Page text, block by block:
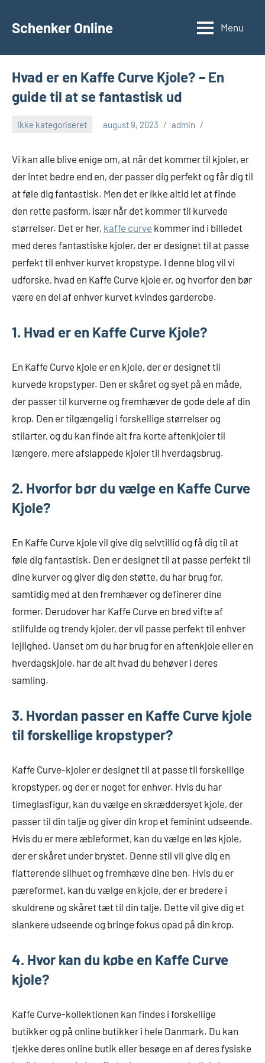
Schenker Online Menu
Hvad er en Kaffe Curve Kjole? – En
guide til at se fantastisk ud
Ikke kategoriseret august 9, 2023 admin
Vi kan alle blive enige om, at når det kommer til kjoler, er
der intet bedre end en, der passer dig perfekt og får dig til
at føle dig fantastisk. Men det er ikke altid let at finde
den rette pasform, især når det kommer til kurvede
størrelser. Det er her, kaffe curve kommer ind i billedet
med deres fantastiske kjoler, der er designet til at passe
perfekt til enhver kurvet kropstype. I denne blog vil vi
udforske, hvad en Kaffe Curve kjole er, og hvorfor den bør
være en del af enhver kurvet kvindes garderobe.
1. Hvad er en Kaffe Curve Kjole?
En Kaffe Curve kjole er en kjole, der er designet til
kurvede kropstyper. Den er skåret og syet på en måde,
der passer til kurverne og fremhæver de gode dele af din
krop. Den er tilgængelig i forskellige størrelser og
stilarter, og du kan finde alt fra korte aftenkjoler til
længere, mere afslappede kjoler til hverdagsbrug.
2. Hvorfor bør du vælge en Kaffe Curve
Kjole?
En Kaffe Curve kjole vil give dig selvtillid og få dig til at
føle dig fantastisk. Den er designet til at passe perfekt til
dine kurver og giver dig den støtte, du har brug for,
samtidig med at den fremhæver og definerer dine
former. Derudover har Kaffe Curve en bred vifte af
stilfulde og trendy kjoler, der vil passe perfekt til enhver
lejlighed. Uanset om du har brug for en aftenkjole eller en
hverdagskjole, har de alt hvad du behøver i deres
samling.
3. Hvordan passer en Kaffe Curve kjole
til forskellige kropstyper?
Kaffe Curve-kjoler er designet til at passe til forskellige
kropstyper, og der er noget for enhver. Hvis du har
timeglasfigur, kan du vælge en skræddersyet kjole, der
passer til din talje og giver din krop et feminint udseende.
Hvis du er mere æbleformet, kan du vælge en løs kjole,
der er skåret under brystet. Denne stil vil give dig en
flatterende silhuet og fremhæve dine ben. Hvis du er
pæreformet, kan du vælge en kjole, der er bredere i
skuldrene og skåret tæt til din talje. Dette vil give dig et
slankere udseende og bringe fokus opad på din krop.
4. Hvor kan du købe en Kaffe Curve
kjole?
Kaffe Curve-kollektionen kan findes i forskellige
butikker og på online butikker i hele Danmark. Du kan
tjekke deres online butik eller besøge en af deres fysiske